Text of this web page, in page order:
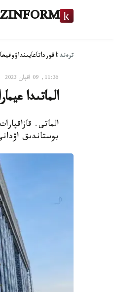
ترەند:اقورداتاعايىنداۋوقيعا
11:36, 09 اقپان 2023
الماتىدا
الماتى.
بوستاندىق